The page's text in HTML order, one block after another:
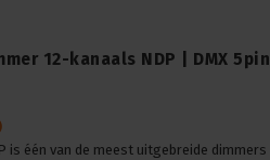
12-kanaals NDP | DMX 5pin
is één van de meest uitgebreide dimmers